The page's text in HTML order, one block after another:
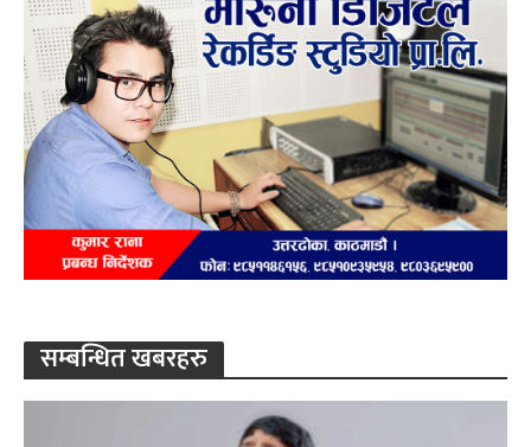
सम्बन्धित खबरहरु